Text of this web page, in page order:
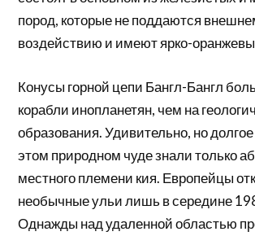
пород, которые не поддаются
воздействию и имеют ярко-
Конусы горной цепи Бангл-Бангл
корабли инопланетян, чем на
образования. Удивительно, но
этом природном чуде знали только
местного племени кия. Европейцы
необычные ульи лишь в середине
Однажды над удаленной областью